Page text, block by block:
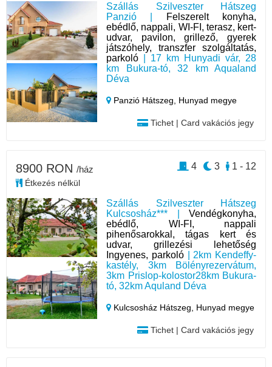
Szállás Szilveszter Hátszeg
Panzió |
Felszerelt konyha,
ebédlő, nappali, WI-FI, terasz, kert-
udvar, pavilon, grillező, gyerek
játszóhely, transzfer szolgáltatás,
parkoló | 17 km Hunyadi vár, 28
km Bukura-tó, 32 km Aqualand
Déva
Panzió Hátszeg, Hunyad megye
Tichet | Card vakációs jegy
Szállás Szilveszter Hátszeg
Kulcsosház*** | Vendégkonyha,
ebédlő, WI-FI, nappali
pihenősarokkal, tágas kert és
udvar, grillezési lehetőség
Ingyenes, parkoló| 2km Kendeffy-
kastély, 3km Bölényrezervátum,
3km Prislop-kolostor28km Bukura-
tó, 32km Aquland Déva
Kulcsosház Hátszeg, Hunyad megye
Tichet | Card vakációs jegy
8900 RON /ház
Étkezés nélkül
1 - 12
3
4